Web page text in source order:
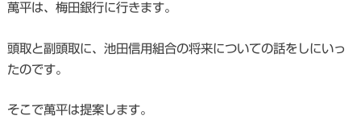
萬平は、梅田銀行に行きます。
頭取と副頭取に、池田信用組合の将来についての話をしにいっ
たのです。
そこで萬平は提案します。